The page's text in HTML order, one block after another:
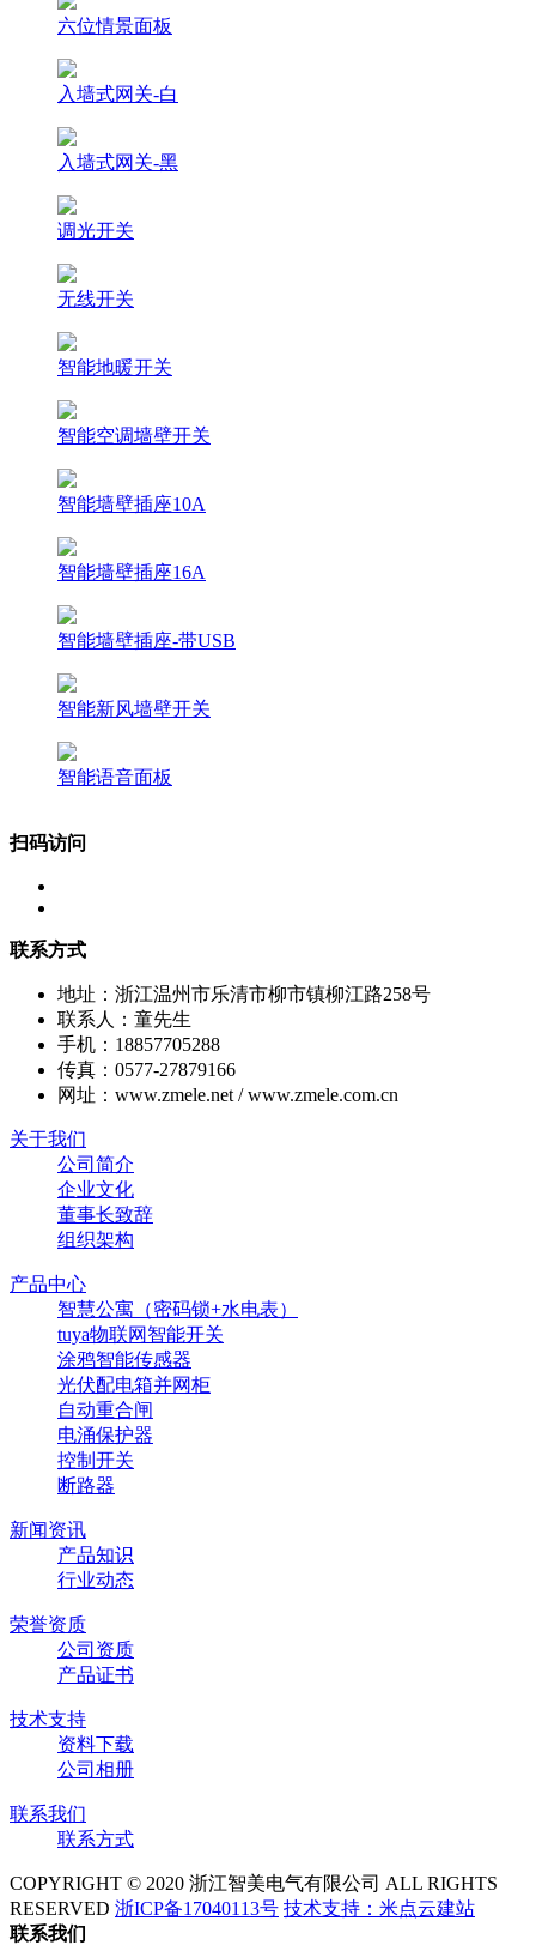
六位情景面板
入墙式网关-白
入墙式网关-黑
调光开关
无线开关
智能地暖开关
智能空调墙壁开关
智能墙壁插座10A
智能墙壁插座16A
智能墙壁插座-带USB
智能新风墙壁开关
智能语音面板
扫码访问
联系方式
地址：浙江温州市乐清市柳市镇柳江路258号
联系人：童先生
手机：18857705288
传真：0577-27879166
网址：www.zmele.net / www.zmele.com.cn
关于我们
公司简介
企业文化
董事长致辞
组织架构
产品中心
智慧公寓（密码锁+水电表）
tuya物联网智能开关
涂鸦智能传感器
光伏配电箱并网柜
自动重合闸
电涌保护器
控制开关
断路器
新闻资讯
产品知识
行业动态
荣誉资质
公司资质
产品证书
技术支持
资料下载
公司相册
联系我们
联系方式
COPYRIGHT © 2020 浙江智美电气有限公司 ALL RIGHTS
RESERVED 浙ICP备17040113号 技术支持：米点云建站
联系我们